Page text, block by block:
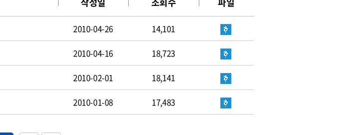
2010-04-26 14,101
2010-04-16 18,723
2010-02-01 18,141
2010-01-08 17,483